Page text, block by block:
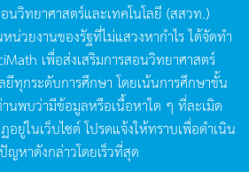
นวิทยาศาสตร์และเทคโนโลยี (สสวท.)
น่วยงานของรัฐที่ไม่แสวงหากำไรได้จัดทำ
เพื่อส่งเสริมการสอนวิทยาศาสตร์
ยีทุกระดับการศึกษา โดยเน้นการศึกษาขั้น
นพบว่ามีข้อมูลหรือเนื้อหาใด ๆ ที่ละเมิด
ยู่ในเว็บไซต์โปรดแจ้งให้ทราบเพื่อดำเนิน
ญหาดังกล่าวโดยเร็วที่สุด